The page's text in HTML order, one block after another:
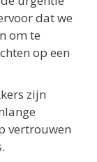
dat we
om te
op een
zijn
vertrouwen